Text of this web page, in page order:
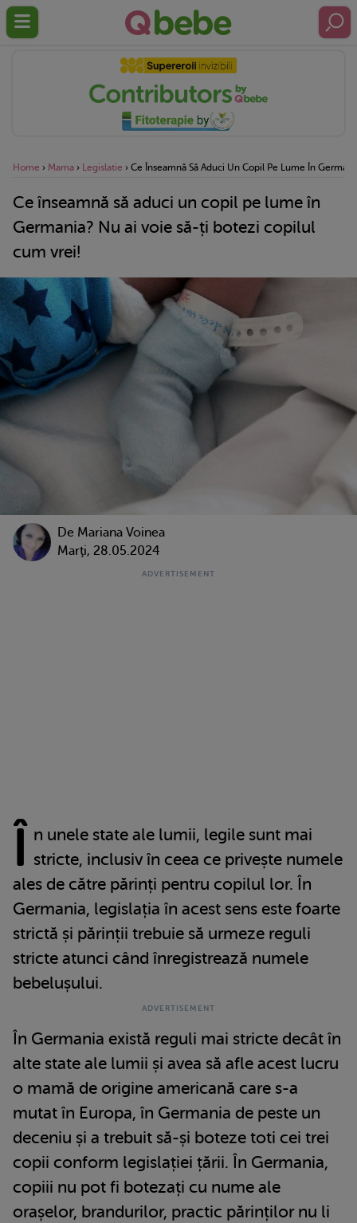
Home › Mama › Legislatie › Ce Înseamnă Să Aduci Un Copil Pe Lume În
Ce înseamnă să aduci un copil pe lume în
Germania? Nu ai voie să-ți botezi copilul
cum vrei!
De Mariana Voinea
Marţi, 28.05.2024
Î n unele state ale lumii, legile sunt mai
stricte, inclusiv în ceea ce privește numele
ales de către părinți pentru copilul lor. În
Germania, legislația în acest sens este foarte
strictă și părinții trebuie să urmeze reguli
stricte atunci când înregistrează numele
bebelușului.
În Germania există reguli mai stricte decât în
alte state ale lumii și avea să afle acest lucru
o mamă de origine americană care s-a
mutat în Europa, în Germania de peste un
deceniu și a trebuit să-și boteze toti cei trei
copii conform legislației țării. În Germania,
copiii nu pot fi botezați cu nume ale
orașelor, brandurilor, practic părinților nu li